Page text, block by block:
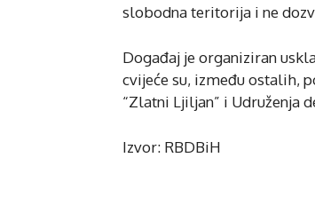
slobodna teritorija i ne
Događaj je organiziran
cvijeće su, između ostalih,
“Zlatni Ljiljan” i Udruženja
Izvor: RBDBiH